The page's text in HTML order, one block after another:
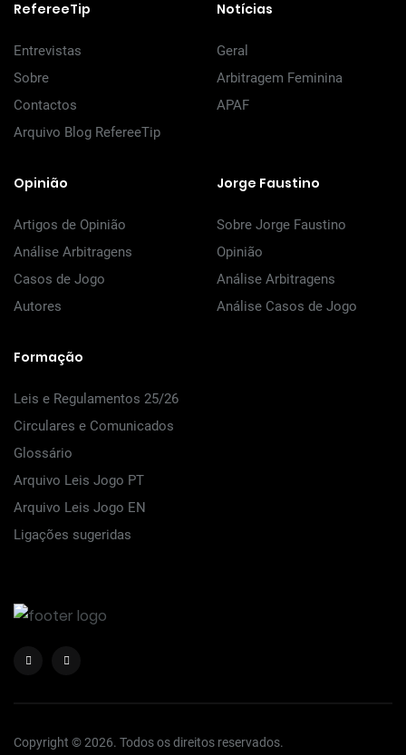
RefereeTip
Entrevistas
Sobre
Contactos
Arquivo Blog RefereeTip
Notícias
Geral
Arbitragem Feminina
APAF
Opinião
Artigos de Opinião
Análise Arbitragens
Casos de Jogo
Autores
Jorge Faustino
Sobre Jorge Faustino
Opinião
Análise Arbitragens
Análise Casos de Jogo
Formação
Leis e Regulamentos 25/26
Circulares e Comunicados
Glossário
Arquivo Leis Jogo PT
Arquivo Leis Jogo EN
Ligações sugeridas
Copyright © 2026. Todos os direitos reservados.